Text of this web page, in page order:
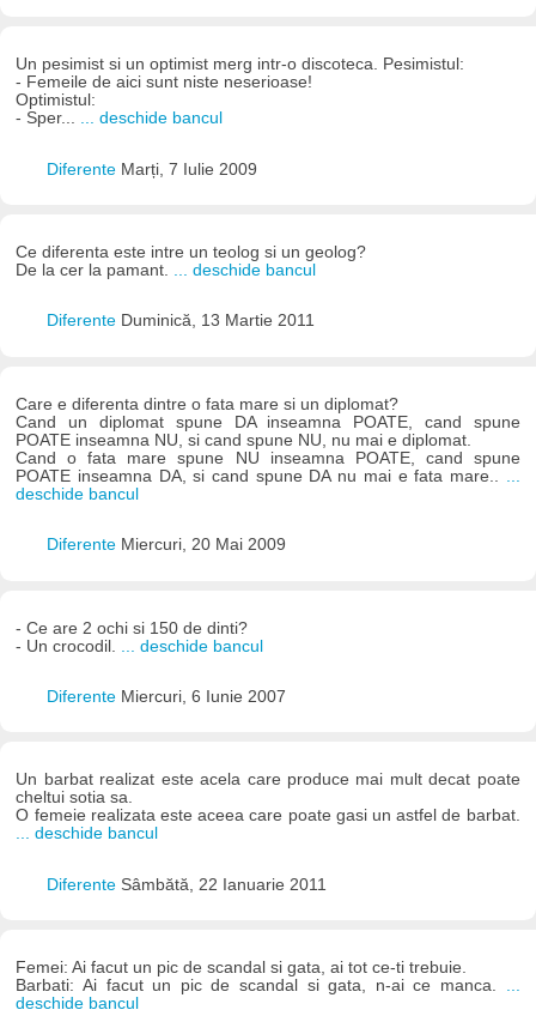
Un pesimist si un optimist merg intr-o discoteca. Pesimistul:
- Femeile de aici sunt niste neserioase!
Optimistul:
- Sper... ... deschide bancul
Diferente Marți, 7 Iulie 2009
Ce diferenta este intre un teolog si un geolog?
De la cer la pamant. ... deschide bancul
Diferente Duminică, 13 Martie 2011
Care e diferenta dintre o fata mare si un diplomat?
Cand un diplomat spune DA inseamna POATE, cand spune
POATE inseamna NU, si cand spune NU, nu mai e diplomat.
Cand o fata mare spune NU inseamna POATE, cand spune
POATE inseamna DA, si cand spune DA nu mai e fata mare..
deschide bancul
Diferente Miercuri, 20 Mai 2009
- Ce are 2 ochi si 150 de dinti?
- Un crocodil.
... deschide bancul
Diferente Miercuri, 6 Iunie 2007
Un barbat realizat este acela care produce mai mult decat poate
cheltui sotia sa.
O femeie realizata este aceea care poate gasi un astfel de barbat.
... deschide bancul
Diferente Sâmbătă, 22 Ianuarie 2011
Femei: Ai facut un pic de scandal si gata, ai tot ce-ti trebuie.
Barbati: Ai facut un pic de scandal si gata, n-ai ce manca. ...
deschide bancul